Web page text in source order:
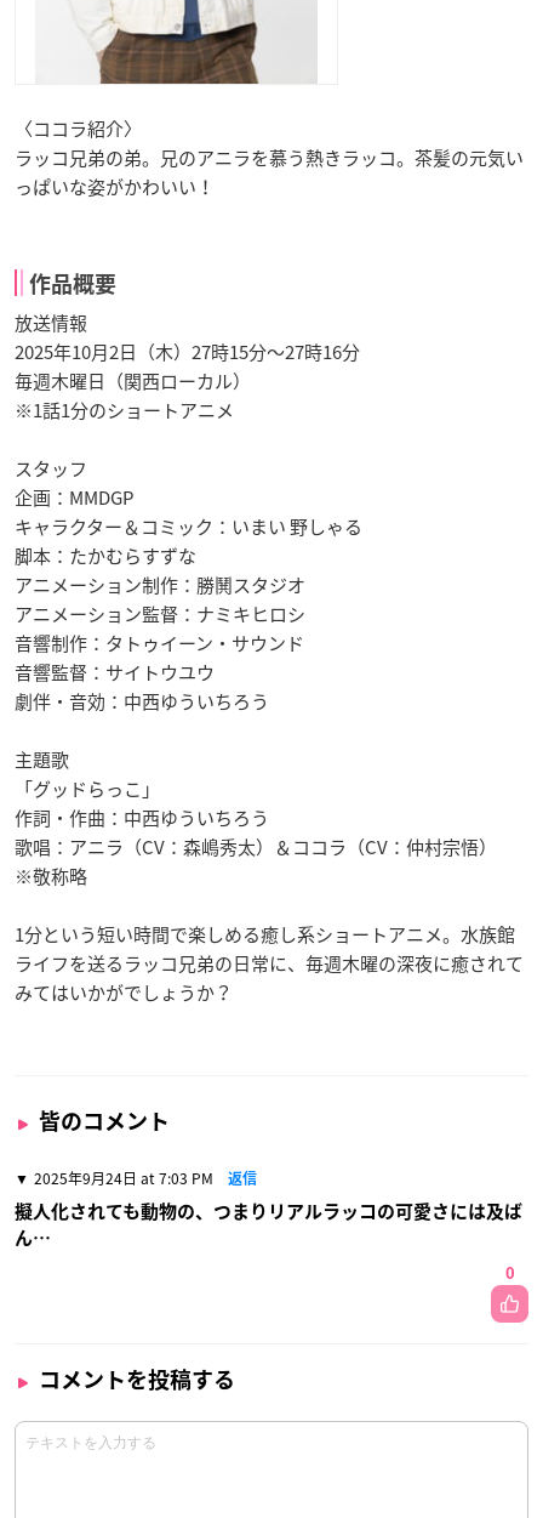
〈ココラ紹介〉
ラッコ兄弟の弟。兄のアニラを慕う熱きラッコ。茶髪の元気い
っぱいな姿がかわいい！
作品概要
放送情報
2025年10月2日（木）27時15分～27時16分
毎週木曜日（関西ローカル）
※1話1分のショートアニメ
スタッフ
企画：MMDGP
キャラクター＆コミック：いまい 野しゃる
脚本：たかむらすずな
アニメーション制作：勝鬨スタジオ
アニメーション監督：ナミキヒロシ
音響制作：タトゥイーン・サウンド
音響監督：サイトウユウ
劇伴・音効：中西ゆういちろう
主題歌
「グッドらっこ」
作詞・作曲：中西ゆういちろう
歌唱：アニラ（CV：森嶋秀太）＆ココラ（CV：仲村宗悟）
※敬称略
1分という短い時間で楽しめる癒し系ショートアニメ。水族館
ライフを送るラッコ兄弟の日常に、毎週木曜の深夜に癒されて
みてはいかがでしょうか？
皆のコメント
2025年9月24日 at 7:03 PM 返信
擬人化されても動物の、つまりリアルラッコの可愛さには及ば
ん…
0
コメントを投稿する